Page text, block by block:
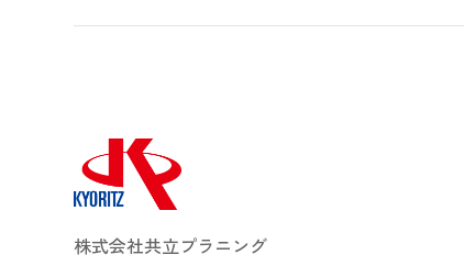
株式会社共立プラニング